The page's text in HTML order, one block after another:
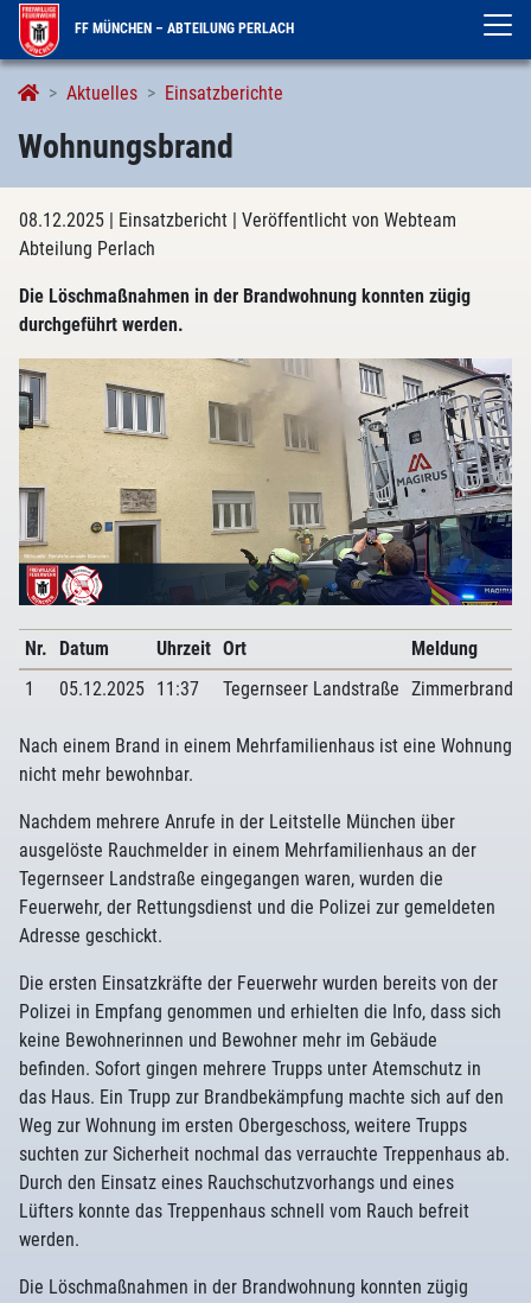
FF MÜNCHEN – ABTEILUNG PERLACH
Aktuelles Einsatzberichte
Wohnungsbrand
08.12.2025 | Einsatzbericht | Veröffentlicht von Webteam
Abteilung Perlach
Die Löschmaßnahmen in der Brandwohnung konnten zügig
durchgeführt werden.
Nr. Datum Uhrzeit Ort Meldung
1
05.12.2025 11:37 Tegernseer Landstraße Zimmerbrand
Nach einem Brand in einem Mehrfamilienhaus ist eine Wohnung
nicht mehr bewohnbar.
Nachdem mehrere Anrufe in der Leitstelle München über
ausgelöste Rauchmelder in einem Mehrfamilienhaus an der
Tegernseer Landstraße eingegangen waren, wurden die
Feuerwehr, der Rettungsdienst und die Polizei zur gemeldeten
Adresse geschickt.
Die ersten Einsatzkräfte der Feuerwehr wurden bereits von der
Polizei in Empfang genommen und erhielten die Info, dass sich
keine Bewohnerinnen und Bewohner mehr im Gebäude
befinden. Sofort gingen mehrere Trupps unter Atemschutz in
das Haus. Ein Trupp zur Brandbekämpfung machte sich auf den
Weg zur Wohnung im ersten Obergeschoss, weitere Trupps
suchten zur Sicherheit nochmal das verrauchte Treppenhaus ab.
Durch den Einsatz eines Rauchschutzvorhangs und eines
Lüfters konnte das Treppenhaus schnell vom Rauch befreit
werden.
Die Löschmaßnahmen in der Brandwohnung konnten zügig